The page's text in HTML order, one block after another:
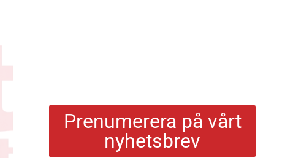
Prenumerera på vårt
nyhetsbrev